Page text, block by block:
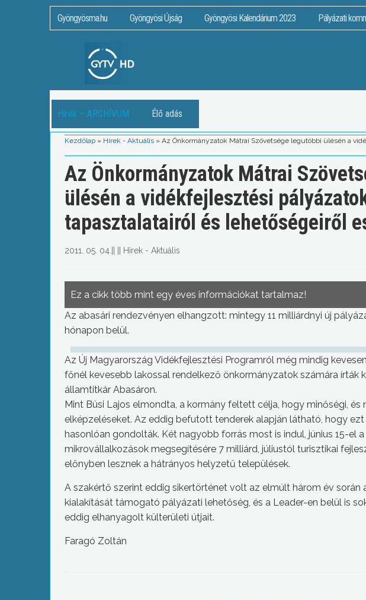
Gyöngyösma.hu Gyöngyösi Újság Gyöngyösi Kalendárium 2023 Pályázati
Hírek – ARCHÍVUM Élő adás
Kezdőlap » Hírek - Aktuális » Az Önkormányzatok Mátrai Szövetsége legutóbbi ülésén a
Az Önkormányzatok Mátrai
ülésén a vidékfejlesztési
tapasztalatairól és lehetőségeiről
2011. 05. 04. Hírek - Aktuális
Ez a cikk több mint egy éves információkat tartalmaz!
Az abasári rendezvényen elhangzott: mintegy 11 milliárdnyi új
hónapon belül.
Az Új Magyarország Vidékfejlesztési Programról még mindig
főnél kevesebb lakossal rendelkező önkormányzatok számára írták
államtitkár Abasáron.
Mint Búsi Lajos elmondta, a kormány feltett célja, hogy minőségi,
elképzeléseket. Az eddig befutott tenderek alapján látható, hogy
hasonlóan gondolták. Két nagyobb forrás most is indul, június 15-el
mikrovállalkozások megsegítésére 7 milliárd, júliustól turisztikai
előnyben lesznek a hátrányos helyzetű települések.
A szakértő szerint eddig sikertörténet volt az elmúlt három év során
kialakítását támogató pályázati lehetőség, és a Leader-en belül is
eddig elhanyagolt külterületi útjait.
Faragó Zoltán